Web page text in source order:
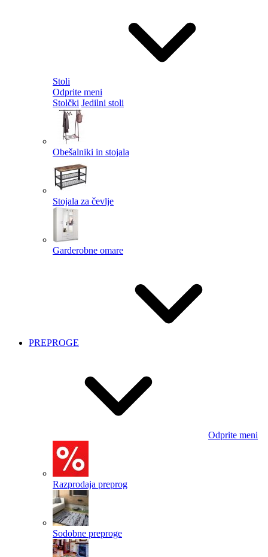
Stoli
Odprite meni
Stolčki Jedilni stoli
Obešalniki in stojala
Stojala za čevlje
Garderobne omare
PREPROGE
Odprite meni
Razprodaja preprog
Sodobne preproge